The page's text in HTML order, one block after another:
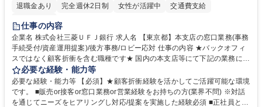
退職金あり
完全週休2日制 女性が活躍中
交通費支給
土日祝休み
仕事の内容
企業名 株式会社三菱ＵＦＪ銀行 求人名 【東京都】本支店の窓口業務(事務
手続受付/資産運用提案)/後方事務/ロビー応対 仕事の内容 ★バックオフィ
スではなく顧客折衝を含む職種です★ 国内の本支店等にて下記の業務に従
事していただきます。 ■窓口/後方/ロビーにて事務手続等の受付・オペレ
ーション、お客様対応 ■窓口にて、ご来店された個人のお客様に対して金
融商品のご提案 ■効率的な事務運用の検討・構築等 ≪業務紹介：ご応募前
に必ずご覧ください≫ ※記事 https://www.mysite.bk.mufg.jp/career/circle/
必要な経験・能力等
必要な経験・能力等 【必須】★顧客折衝経験を活かしてご活躍可能な環境
です。 ■販売or接客or窓口業務or営業経験をお持ちの方(業界不問) ※対話
を通じてニーズをヒアリングし対応/提案を実施した経験必須 ■正社員とし